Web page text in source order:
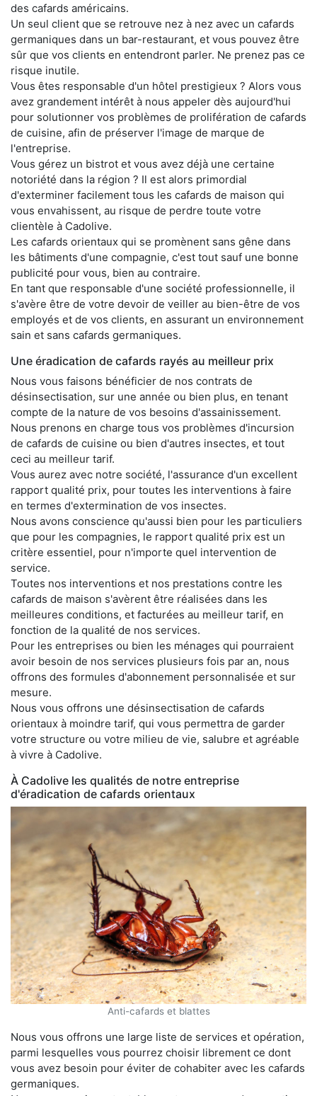
des cafards américains.
Un seul client que se retrouve nez à nez avec un cafards
germaniques dans un bar-restaurant, et vous pouvez être
sûr que vos clients en entendront parler. Ne prenez pas ce
risque inutile.
Vous êtes responsable d'un hôtel prestigieux ? Alors vous
avez grandement intérêt à nous appeler dès aujourd'hui
pour solutionner vos problèmes de prolifération de cafards
de cuisine, afin de préserver l'image de marque de
l'entreprise.
Vous gérez un bistrot et vous avez déjà une certaine
notoriété dans la région ? Il est alors primordial
d'exterminer facilement tous les cafards de maison qui
vous envahissent, au risque de perdre toute votre
clientèle à Cadolive.
Les cafards orientaux qui se promènent sans gêne dans
les bâtiments d'une compagnie, c'est tout sauf une bonne
publicité pour vous, bien au contraire.
En tant que responsable d'une société professionnelle, il
s'avère être de votre devoir de veiller au bien-être de vos
employés et de vos clients, en assurant un environnement
sain et sans cafards germaniques.
Une éradication de cafards rayés au meilleur prix
Nous vous faisons bénéficier de nos contrats de
désinsectisation, sur une année ou bien plus, en tenant
compte de la nature de vos besoins d'assainissement.
Nous prenons en charge tous vos problèmes d'incursion
de cafards de cuisine ou bien d'autres insectes, et tout
ceci au meilleur tarif.
Vous aurez avec notre société, l'assurance d'un excellent
rapport qualité prix, pour toutes les interventions à faire
en termes d'extermination de vos insectes.
Nous avons conscience qu'aussi bien pour les particuliers
que pour les compagnies, le rapport qualité prix est un
critère essentiel, pour n'importe quel intervention de
service.
Toutes nos interventions et nos prestations contre les
cafards de maison s'avèrent être réalisées dans les
meilleures conditions, et facturées au meilleur tarif, en
fonction de la qualité de nos services.
Pour les entreprises ou bien les ménages qui pourraient
avoir besoin de nos services plusieurs fois par an, nous
offrons des formules d'abonnement personnalisée et sur
mesure.
Nous vous offrons une désinsectisation de cafards
orientaux à moindre tarif, qui vous permettra de garder
votre structure ou votre milieu de vie, salubre et agréable
à vivre à Cadolive.
À Cadolive les qualités de notre entreprise
d'éradication de cafards orientaux
Anti-cafards et blattes
Nous vous offrons une large liste de services et opération,
parmi lesquelles vous pourrez choisir librement ce dont
vous avez besoin pour éviter de cohabiter avec les cafards
germaniques.